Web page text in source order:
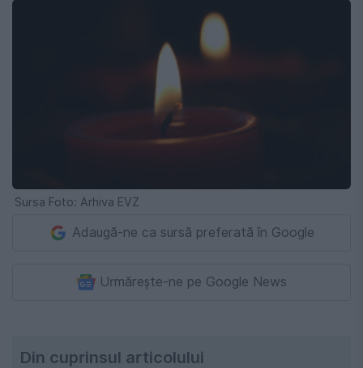
Sursa Foto: Arhiva EVZ
Adaugă-ne ca sursă preferată în Google
Urmărește-ne pe Google News
Din cuprinsul articolului